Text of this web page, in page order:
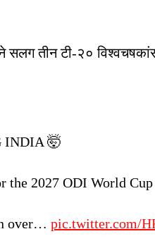
तीन टी-२०
INDIA 🤯
the 2027 ODI World
over… pic.twitter.com/